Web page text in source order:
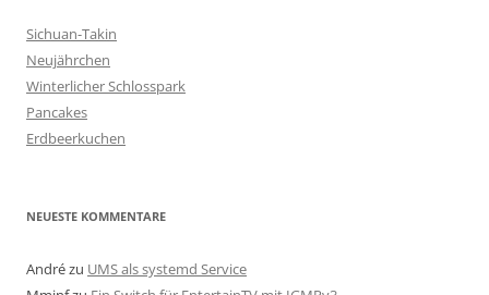
n
n
a
c
h
Sichuan-Takin
Neujährchen
Winterlicher Schlosspark
Pancakes
Erdbeerkuchen
NEUESTE KOMMENTARE
Andrézu UMS als systemd Service